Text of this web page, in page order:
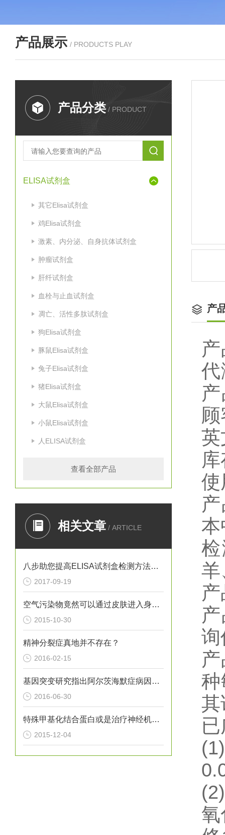
产品展示 / PRODUCTS PLAY
产品分类 / PRODUCT
ELISA试剂盒
其它Elisa试剂盒
鸡Elisa试剂盒
激素、内分泌、自身抗体试剂盒
肿瘤试剂盒
肝纤试剂盒
血栓与止血试剂盒
凋亡、活性多肽试剂盒
狗Elisa试剂盒
豚鼠Elisa试剂盒
兔子Elisa试剂盒
猪Elisa试剂盒
大鼠Elisa试剂盒
小鼠Elisa试剂盒
人ELISA试剂盒
查看全部产品
相关文章 / ARTICLE
八步助您提高ELISA试剂盒检测方法灵敏度
2017-09-19
空气污染物竟然可以通过皮肤进入身体？！
2015-10-30
精神分裂症真地并不存在？
2016-02-15
基因突变研究指出阿尔茨海默症病因新方向
2016-06-30
特殊甲基化结合蛋白或是治疗神经机能障碍的关键
2015-12-04
产
英
使
本
羊
询
种
其
(1)
(2)